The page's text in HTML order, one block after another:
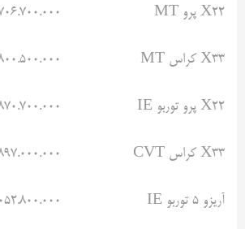
X22 پرو MT
X33 کراس MT
X22 پرو توربو IE
X33 کراس CVT
آریزو ۵ توربو IE